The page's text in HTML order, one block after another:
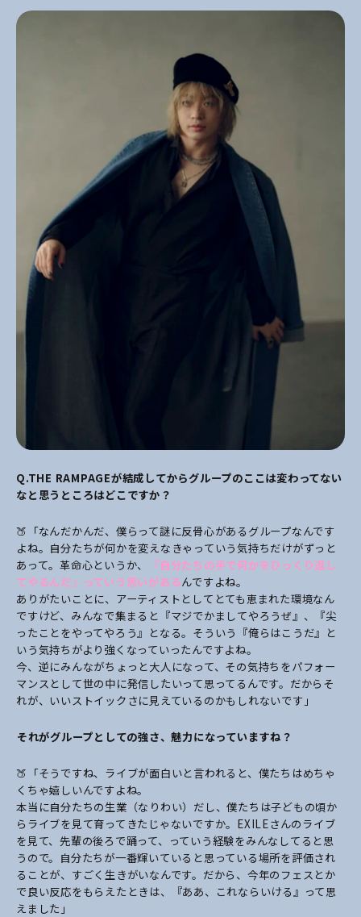
Q.THE RAMPAGEが結成してからグループのここは変わってない
なと思うところはどこですか？
🍑「なんだかんだ、僕らって謎に反骨心があるグループなんです
よね。自分たちが何かを変えなきゃっていう気持ちだけがずっと
あって。革命心というか、
『自分たちの手で何かをひっくり返し
てやるんだ』っていう思いがあるんですよね。
ありがたいことに、アーティストとしてとても恵まれた環境なん
ですけど、みんなで集まると『マジでかましてやろうぜ』、『尖
ったことをやってやろう』となる。そういう『俺らはこうだ』と
いう気持ちがより強くなっていったんですよね。
今、逆にみんながちょっと大人になって、その気持ちをパフォー
マンスとして世の中に発信したいって思ってるんです。だからそ
れが、いいストイックさに見えているのかもしれないです」
――それがグループとしての強さ、魅力になっていますね？
🍑「そうですね、ライブが面白いと言われると、僕たちはめちゃ
くちゃ嬉しいんですよね。
本当に自分たちの生業（なりわい）だし、僕たちは子どもの頃か
らライブを見て育ってきたじゃないですか。EXILEさんのライブ
を見て、先輩の後ろで踊って、っていう経験をみんなしてると思
うので。 自分たちが一番輝いていると思っている場所を評価され
ることが、すごく生きがいなんです。だから、今年のフェスとか
で良い反応をもらえたときは、『ああ、これならいける』って思
えました」